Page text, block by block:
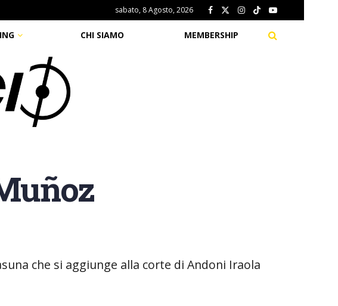
sabato, 8 Agosto, 2026
CHI SIAMO MEMBERSHIP
che si aggiunge alla corte di Andoni Iraola